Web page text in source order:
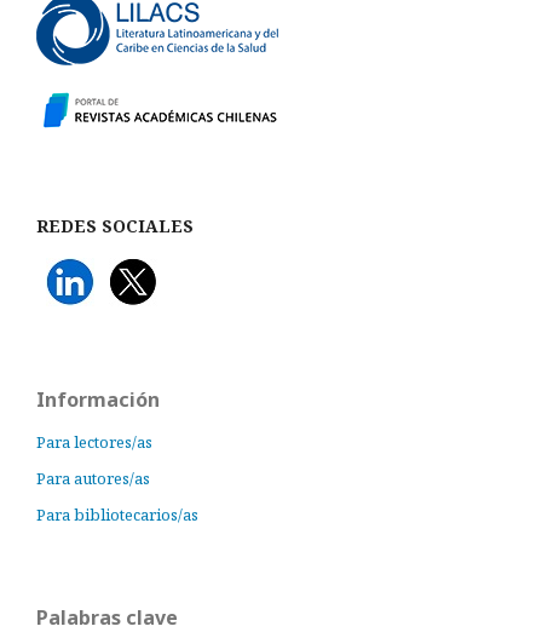
REDES SOCIALES
Información
Para lectores/as
Para autores/as
Para bibliotecarios/as
Palabras clave